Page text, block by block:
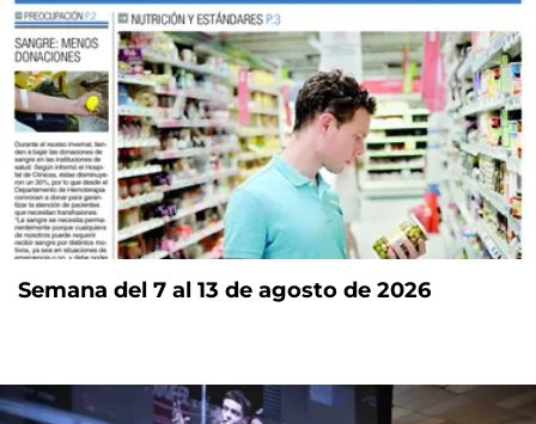
Semana del 7 al 13 de agosto de 2026